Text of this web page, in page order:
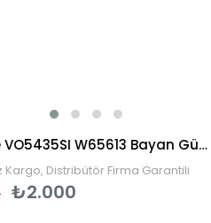
Vogue VO5435SI W65613 Bayan Güneş Gözlüğü
Kargo, Distribütör Firma Garantili
₺2.000